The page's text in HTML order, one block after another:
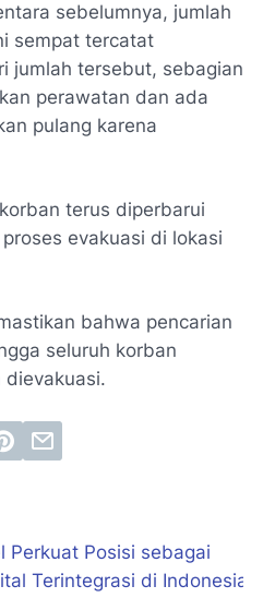
sebelumnya, jumlah
sempat tercatat
jumlah tersebut, sebagian
perawatan dan ada
pulang karena
terus diperbarui
evakuasi di lokasi
bahwa pencarian
seluruh korban